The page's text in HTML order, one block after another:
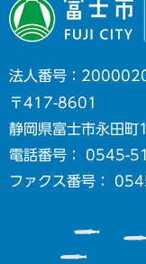
法人番号：
〒417-8601
静岡県富士市永田
電話番号： 0545-
ファクス番号：